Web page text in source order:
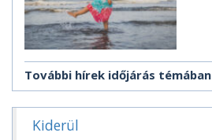
További hírek időjárás témában
Kiderül